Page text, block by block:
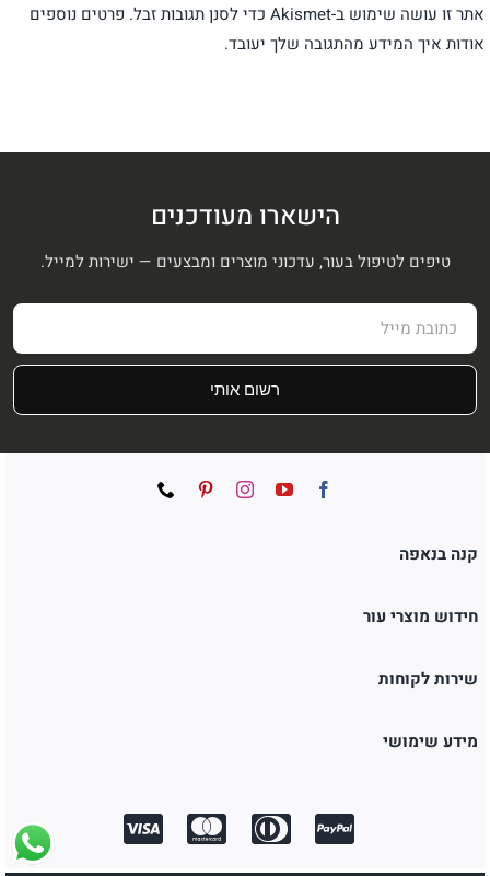
אתר זו עושה שימוש ב-Akismet כדי לסנן תגובות זבל.
פרטים נוספים
אודות איך המידע מהתגובה שלך יעובד.
הישארו מעודכנים
טיפים לטיפול בעור, עדכוני מוצרים ומבצעים — ישירות למייל.
רשום אותי
קנה בנאפה
חידוש מוצרי עור
שירות לקוחות
מידע שימושי